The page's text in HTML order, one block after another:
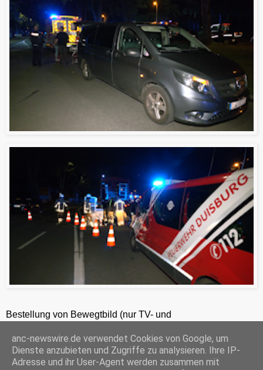
Bestellung von Bewegtbild (nur TV- und
ANC-NEWS-TELEVISION GmbH, Laaksweg 7, 45359 Essen, HRB 12411, Amtsgericht Essen, Geschäftsführer: C. Anhuth
C
E
W
P
S
anc-newswire.de verwendet Cookies von Google, um
Dienste anzubieten und Zugriffe zu analysieren. Ihre IP-
Adresse und ihr User-Agent werden zusammen mit